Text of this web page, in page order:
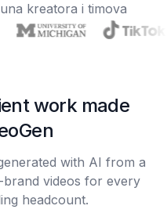
kreatora i timova
work made
with AI from a
videos for every
headcount.